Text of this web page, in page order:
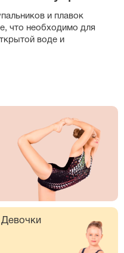
и плавок
что необходимо для
воде и
Девочки